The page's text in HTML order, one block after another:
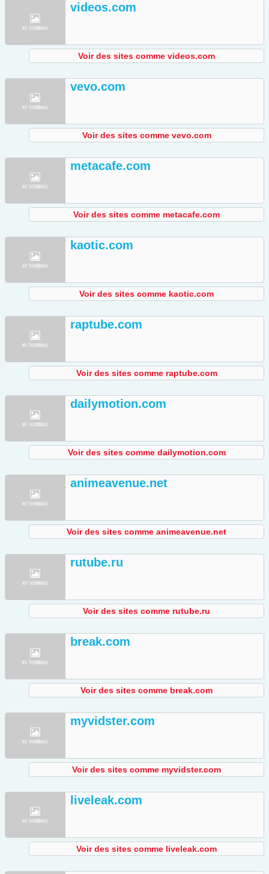
videos.com
Voir des sites comme videos.com
vevo.com
Voir des sites comme vevo.com
metacafe.com
Voir des sites comme metacafe.com
kaotic.com
Voir des sites comme kaotic.com
raptube.com
Voir des sites comme raptube.com
dailymotion.com
Voir des sites comme dailymotion.com
animeavenue.net
Voir des sites comme animeavenue.net
rutube.ru
Voir des sites comme rutube.ru
break.com
Voir des sites comme break.com
myvidster.com
Voir des sites comme myvidster.com
liveleak.com
Voir des sites comme liveleak.com